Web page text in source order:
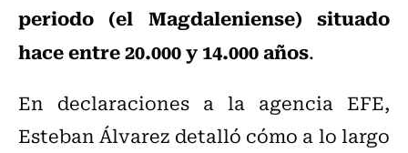
periodo (el Magdaleniense) situado
hace entre 20.000 y 14.000 años.
En declaraciones a la agencia EFE,
Esteban Álvarez detalló cómo a lo largo